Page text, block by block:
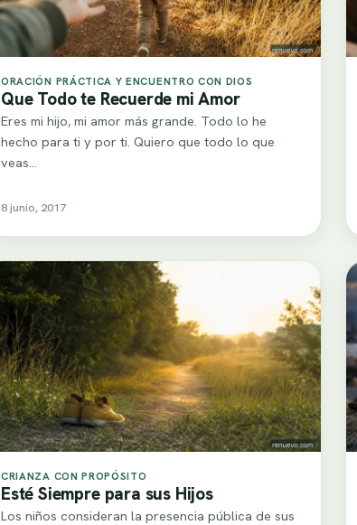
ORACIÓN PRÁCTICA Y ENCUENTRO CON DIOS
Que Todo te Recuerde mi Amor
Eres mi hijo, mi amor más grande. Todo lo he
hecho para ti y por ti. Quiero que todo lo que
veas…
8 junio, 2017
CRIANZA CON PROPÓSITO
Esté Siempre para sus Hijos
Los niños consideran la presencia pública de sus